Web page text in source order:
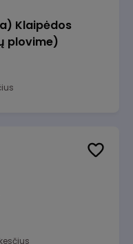
Klaipėdos
plovime)